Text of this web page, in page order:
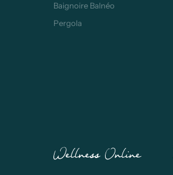
Baignoire Balnéo
Pergola